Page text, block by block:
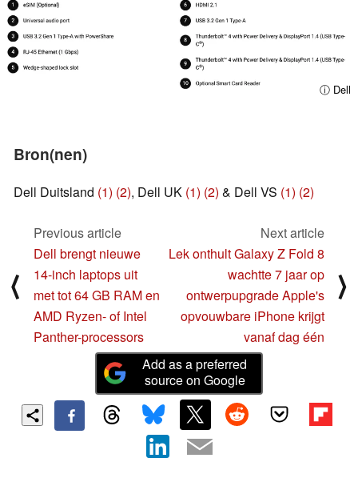
ⓘ Dell
Bron(nen)
Dell Duitsland (1) (2), Dell UK (1) (2) & Dell VS (1) (2)
⟨
Previous article
Dell brengt nieuwe
14-inch laptops uit
met tot 64 GB RAM en
AMD Ryzen- of Intel
Panther-processors
Next article
Lek onthult Galaxy Z Fold 8
wachtte 7 jaar op
ontwerpupgrade Apple's
opvouwbare iPhone krijgt
vanaf dag één
⟩
Add as a preferred
source on Google